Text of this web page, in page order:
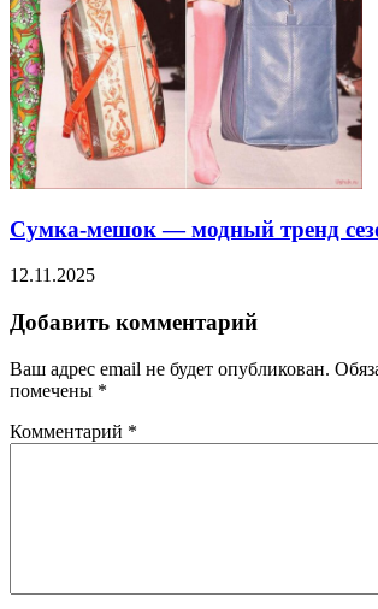
Сумка-мешок — модный тренд
12.11.2025
Добавить комментарий
Ваш адрес email не будет опубликован.
помечены *
Комментарий *